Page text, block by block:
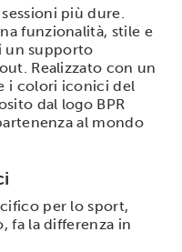
più dure.
funzionalità, stile e
un supporto
Realizzato con un
i colori iconici del
dal logo BPR
al mondo
per lo sport,
fa la differenza in